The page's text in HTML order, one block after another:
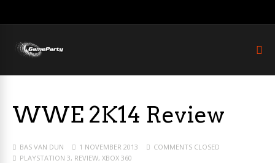
WWE 2K14 Review
BAS VAN DUN 1 NOVEMBER 2013
COMMENTS CLOSED
PLAYSTATION 3, REVIEW, XBOX 360